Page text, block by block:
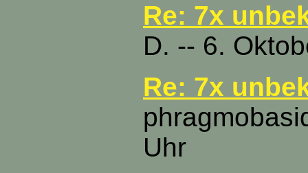
Re: 7x
D. -- 6.
Re: 7x
Uhr